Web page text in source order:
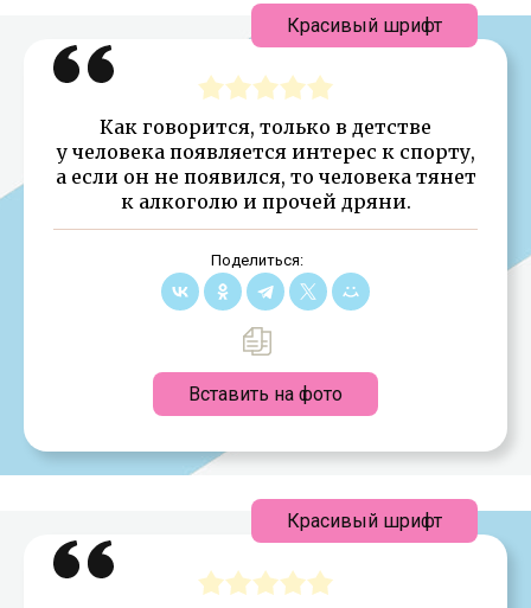
Как говорится, только в детстве
у человека появляется интерес к спорту,
а если он не появился, то человека тянет
к алкоголю и прочей дряни.
Поделиться:
Вставить на фото
Красивый шрифт
Красивый шрифт